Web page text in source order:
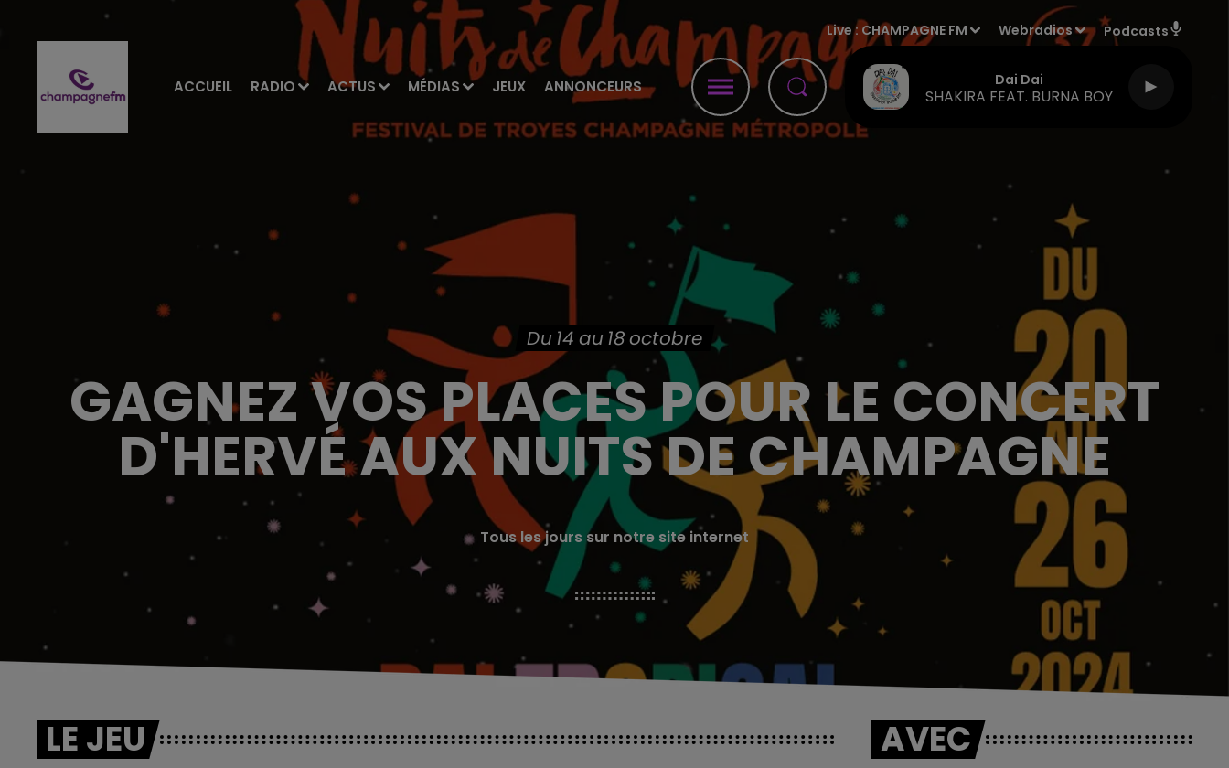
ACCUEIL RADIO ACTUS MÉDIAS JEUX ANNONCEURS
Live : CHAMPAGNE FM Webradios Podcasts
Dai Dai
SHAKIRA FEAT. BURNA BOY
Du 14 au 18 octobre
GAGNEZ VOS PLACES POUR LE CONCERT
D'HERVÉ AUX NUITS DE CHAMPAGNE
Tous les jours sur notre site internet
LE JEU AVEC